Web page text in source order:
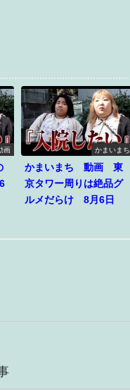
画 かまいまち
かまいまち 動画 東
京タワー周りは絶品グ
ルメだらけ 8月6日